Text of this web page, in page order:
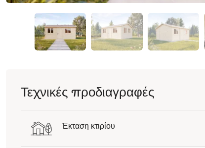
Τεχνικές προδιαγραφές
Έκταση κτιρίου